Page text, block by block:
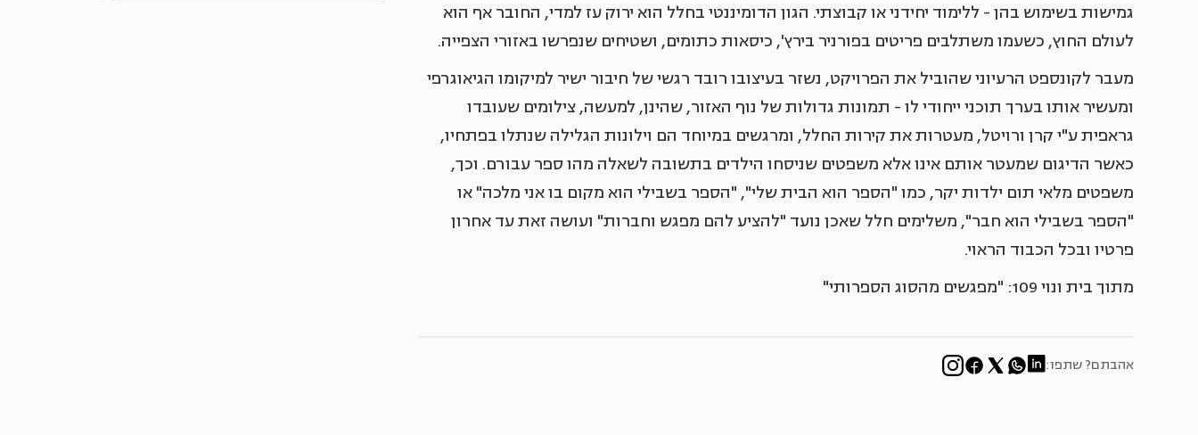
גמישות בשימוש בהן - ללימוד יחידני או קבוצתי. הגון הדומיננטי בחלל הוא ירוק עז למדי, החובר אף הוא
לעולם החוץ, כשעמו משתלבים פריטים בפורניר בירץ', כיסאות כתומים, ושטיחים שנפרשו באזורי הצפייה.
מעבר לקונספט הרעיוני שהוביל את הפרויקט, נשזר בעיצובו רובד רגשי של חיבור ישיר למיקומו הגיאוגרפי
ומעשיר אותו בערך תוכני ייחודי לו - תמונות גדולות של נוף האזור, שהינן, למעשה, צילומים שעובדו
גראפית ע"י קרן ורויטל, מעטרות את קירות החלל, ומרגשים במיוחד הם וילונות הגלילה שנתלו בפתחיו,
כאשר הדיגום שמעטר אותם אינו אלא משפטים שניסחו הילדים בתשובה לשאלה מהו ספר עבורם. וכך,
משפטים מלאי תום ילדות יקר, כמו "הספר הוא הבית שלי", "הספר בשבילי הוא מקום בו אני מלכה" או
"הספר בשבילי הוא חבר", משלימים חלל שאכן נועד "להציע להם מפגש וחברות" ועושה זאת עד אחרון
פרטיו ובכל הכבוד הראוי.
מתוך בית ונוי 109: "מפגשים מהסוג הספרותי"
אהבתם? שתפו: